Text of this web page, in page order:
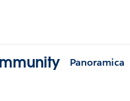
Panoramica